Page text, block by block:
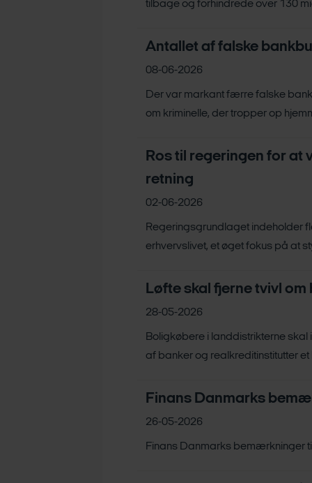
tilbage og forhindrede over 130
Antallet af falske
08-06-2026
Der var markant færre falske
om kriminelle, der tropper op
Ros til regeringen for at
retning
02-06-2026
Regeringsgrundlaget indeholder
erhvervslivet, et øget fokus på at
Løfte skal fjerne tvivl
28-05-2026
Boligkøbere i landdistrikterne
af banker og realkreditinstitutter et
Finans Danmarks
26-05-2026
Finans Danmarks bemærkninger